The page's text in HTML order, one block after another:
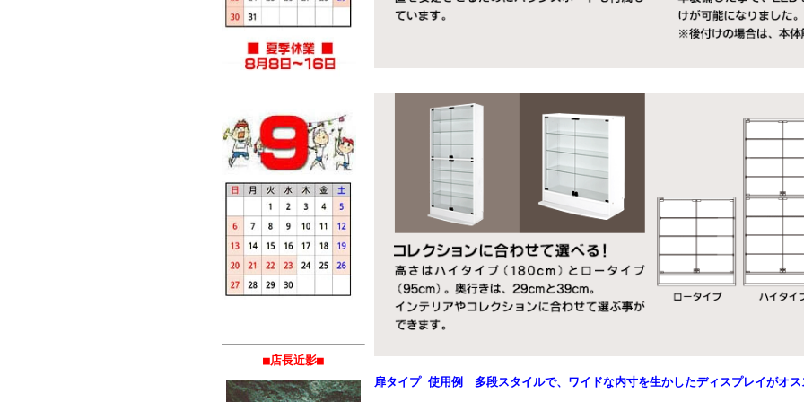
■店長近影■
扉タイプ 使用例 多段スタイルで、ワイドな内寸を生かしたディスプレイがオス